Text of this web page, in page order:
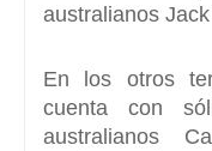
australianos
En los otros
cuenta con
australianos